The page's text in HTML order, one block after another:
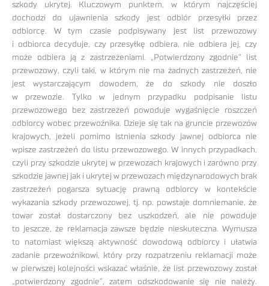
szkody ukrytej. Kluczowym punktem, w którym najczęściej
dochodzi do ujawnienia szkody jest odbiór przesyłki przez
odbiorcę. W tym czasie podpisywany jest list przewozowy
i odbiorca decyduje, czy przesyłkę odbiera, nie odbiera jej, czy
może odbiera ją z zastrzeżeniami. „Potwierdzony zgodnie” list
przewozowy, czyli taki, w którym nie ma żadnych zastrzeżeń, nie
jest wystarczającym dowodem, że do szkody nie doszło
w przewozie. Tylko w jednym przypadku podpisanie listu
przewozowego bez zastrzeżeń powoduje wygaśnięcie roszczeń
odbiorcy wobec przewoźnika. Dzieje się tak na gruncie przewozów
krajowych, jeżeli pomimo istnienia szkody jawnej odbiorca nie
wpisze zastrzeżeń do listu przewozowego. W innych przypadkach,
czyli przy szkodzie ukrytej w przewozach krajowych i zarówno przy
szkodzie jawnej jak i ukrytej w przewozach międzynarodowych brak
zastrzeżeń pogarsza sytuację prawną odbiorcy w kontekście
wykazania szkody przewozowej, tj. np. powstaje domniemanie, że
towar został dostarczony bez uszkodzeń, ale nie powoduje
to jeszcze, że reklamacja zawsze będzie nieskuteczna. Wymusza
to natomiast większą aktywność dowodową odbiorcy i ułatwia
zadanie przewoźnikowi, który przy rozpatrzeniu reklamacji może
w pierwszej kolejności wskazać właśnie, że list przewozowy został
„potwierdzony zgodnie”, zatem odszkodowanie się nie należy.